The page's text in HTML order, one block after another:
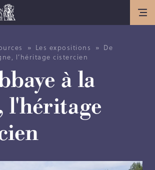
DE L’INVENTAIRE
DU PATRIMOINE
DE L’INVENTAIRE
» Les expositions » De
l’héritage cistercien
à la
l'héritage